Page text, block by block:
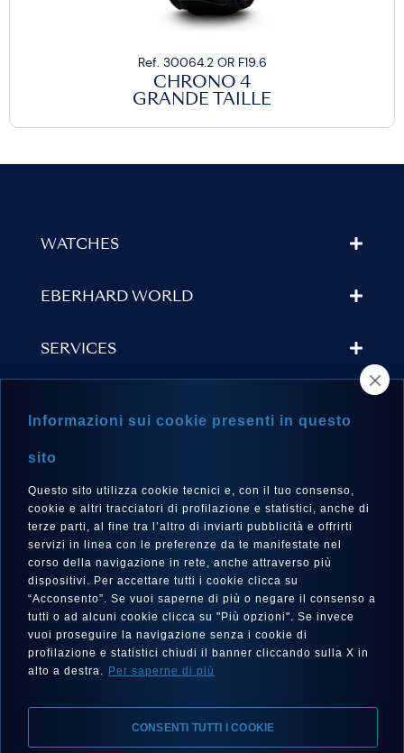
Ref. 30064.2 OR F19.6
CHRONO 4
GRANDE TAILLE
WATCHES
EBERHARD WORLD
SERVICES
LANGUAGE
English
FOLLOW US
Informazioni sui cookie presenti in questo
sito
Questo sito utilizza cookie tecnici e, con il tuo consenso,
cookie e altri tracciatori di profilazione e statistici, anche di
terze parti, al fine tra l’altro di inviarti pubblicità e offrirti
servizi in linea con le preferenze da te manifestate nel
corso della navigazione in rete, anche attraverso più
dispositivi. Per accettare tutti i cookie clicca su
“Acconsento”. Se vuoi saperne di più o negare il consenso a
tutti o ad alcuni cookie clicca su "Più opzioni". Se invece
vuoi proseguire la navigazione senza i cookie di
profilazione e statistici chiudi il banner cliccando sulla X in
alto a destra. Per saperne di più
CONSENTI TUTTI I COOKIE